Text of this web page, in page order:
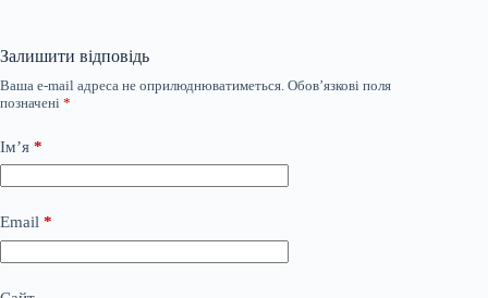
Залишити відповідь
Ваша e-mail адреса не оприлюднюватиметься. Обов’язкові поля
позначені *
Ім’я *
Email *